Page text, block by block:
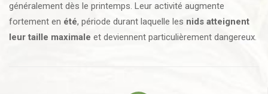
généralement dès le printemps. Leur activité augmente
fortement en été, période durant laquelle les nids atteignent
leur taille maximale et deviennent particulièrement dangereux.